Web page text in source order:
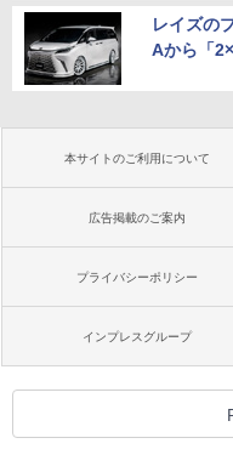
レイズの
Aから「
本サイトのご利用について
広告掲載のご案内
プライバシーポリシー
インプレスグループ